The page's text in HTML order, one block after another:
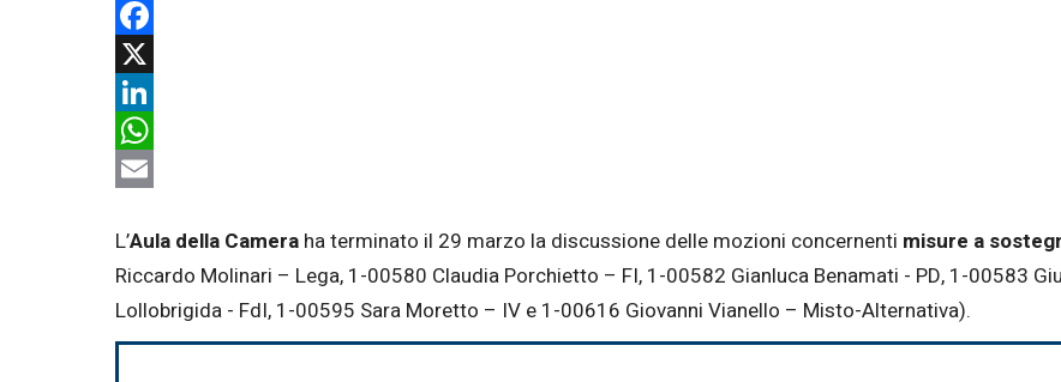
Facebook
X
LinkedIn
WhatsApp
L’Aula della Camera ha terminato il 29 marzo la discussione delle mozioni concernenti misure a
Riccardo Molinari – Lega, 1-00580 Claudia Porchietto – FI, 1-00582 Gianluca Benamati - PD, 1-00583
Lollobrigida - FdI, 1-00595 Sara Moretto – IV e 1-00616 Giovanni Vianello – Misto-Alternativa).